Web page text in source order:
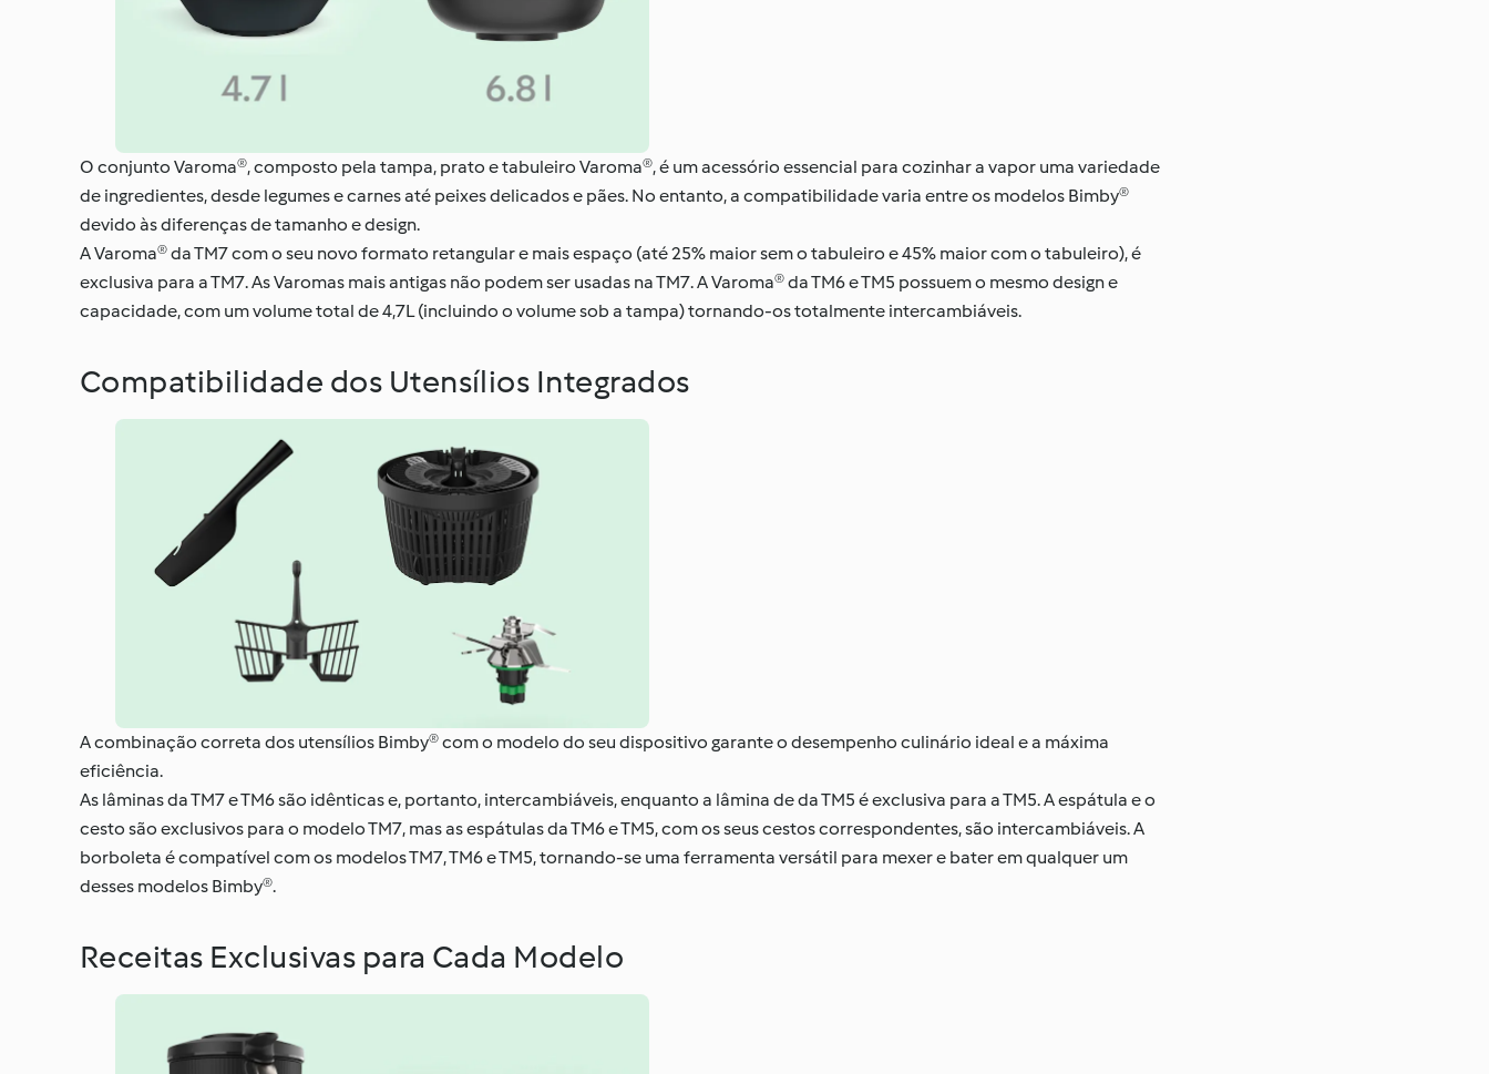
O conjunto Varoma®, composto pela tampa, prato e tabuleiro Varoma®, é um acessório essencial para cozinhar a vapor uma variedade
de ingredientes, desde legumes e carnes até peixes delicados e pães. No entanto, a compatibilidade varia entre os modelos Bimby®
devido às diferenças de tamanho e design.
A Varoma® da TM7 com o seu novo formato retangular e mais espaço (até 25% maior sem o tabuleiro e 45% maior com o tabuleiro), é
exclusiva para a TM7. As Varomas mais antigas não podem ser usadas na TM7. A Varoma® da TM6 e TM5 possuem o mesmo design e
capacidade, com um volume total de 4,7L (incluindo o volume sob a tampa) tornando-os totalmente intercambiáveis.
Compatibilidade dos Utensílios Integrados
A combinação correta dos utensílios Bimby® com o modelo do seu dispositivo garante o desempenho culinário ideal e a máxima
eficiência.
As lâminas da TM7 e TM6 são idênticas e, portanto, intercambiáveis, enquanto a lâmina de da TM5 é exclusiva para a TM5. A espátula e o
cesto são exclusivos para o modelo TM7, mas as espátulas da TM6 e TM5, com os seus cestos correspondentes, são intercambiáveis. A
borboleta é compatível com os modelos TM7, TM6 e TM5, tornando-se uma ferramenta versátil para mexer e bater em qualquer um
desses modelos Bimby®.
Receitas Exclusivas para Cada Modelo